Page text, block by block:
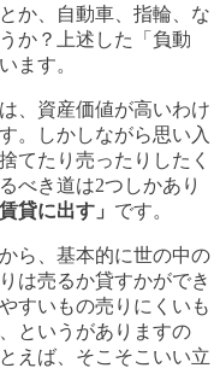
か、自動車、指輪、な
か？上述した「負動
ます。
、資産価値が高いわけ
。しかしながら思い入
てたり売ったりしたく
べき道は2つしかあり
貸に出す」 です。
ら、基本的に世の中の
は売るか貸すかができ
すいもの売りにくいも
というがありますの
えば、そこそこいい立